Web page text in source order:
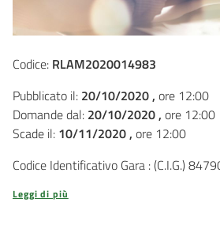
Codice: RLAM2020014983
Pubblicato il: 20/10/2020 , ore 12:00
Domande dal: 20/10/2020 , ore 12:00
Scade il: 10/11/2020 , ore 12:00
Codice Identificativo Gara : (C.I.G.)
Leggi di più